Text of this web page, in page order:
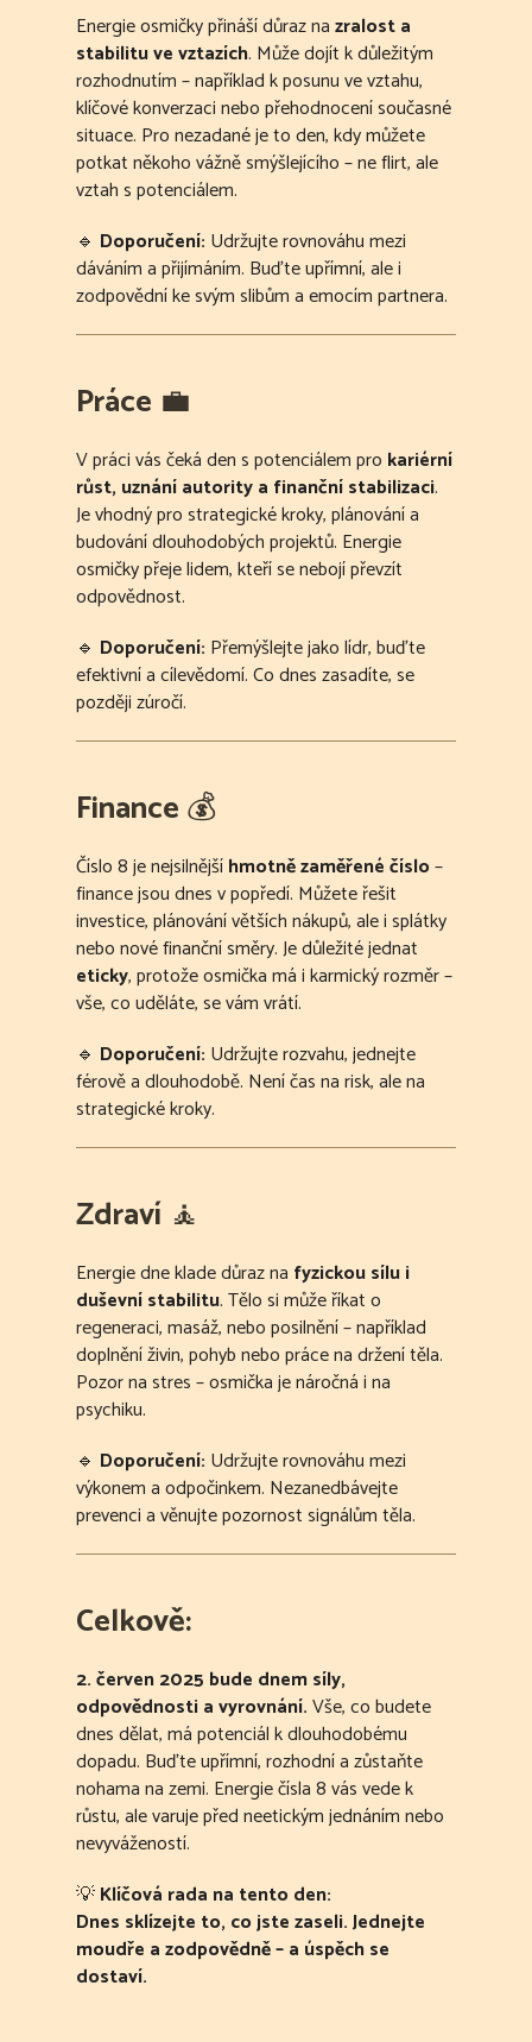
Energie osmičky přináší důraz nazralost a
stabilitu ve vztazích. Může dojít k důležitým
rozhodnutím – například k posunu ve vztahu,
klíčové konverzaci nebo přehodnocení současné
situace. Pro nezadané je to den, kdy můžete
potkat někoho vážně smýšlejícího – ne flirt, ale
vztah s potenciálem.
🔹 Doporučení: Udržujte rovnováhu mezi
dáváním a přijímáním. Buďte upřímní, ale i
zodpovědní ke svým slibům a emocím partnera.
Práce 💼
V práci vás čeká den s potenciálem pro kariérní
růst, uznání autority a finanční stabilizaci.
Je vhodný pro strategické kroky, plánování a
budování dlouhodobých projektů. Energie
osmičky přeje lidem, kteří se nebojí převzít
odpovědnost.
🔹 Doporučení: Přemýšlejte jako lídr, buďte
efektivní a cílevědomí. Co dnes zasadíte, se
později zúročí.
Finance💰
Číslo 8 je nejsilnějšíhmotně zaměřené číslo–
finance jsou dnes v popředí. Můžete řešit
investice, plánování větších nákupů, ale i splátky
nebo nové finanční směry. Je důležité jednat
eticky, protože osmička má i karmický rozměr –
vše, co uděláte, se vám vrátí.
🔹 Doporučení: Udržujte rozvahu, jednejte
férově a dlouhodobě. Není čas na risk, ale na
strategické kroky.
Zdraví 🧘
Energie dne klade důraz na fyzickou sílu i
duševní stabilitu. Tělo si může říkat o
regeneraci, masáž, nebo posilnění – například
doplnění živin, pohyb nebo práce na držení těla.
Pozor na stres – osmička je náročná i na
psychiku.
🔹 Doporučení: Udržujte rovnováhu mezi
výkonem a odpočinkem. Nezanedbávejte
prevenci a věnujte pozornost signálům těla.
Celkově:
2. červen 2025 bude dnem síly,
odpovědnosti a vyrovnání.Vše, co budete
dnes dělat, má potenciál k dlouhodobému
dopadu. Buďte upřímní, rozhodní a zůstaňte
nohama na zemi. Energie čísla 8 vás vede k
růstu, ale varuje před neetickým jednáním nebo
nevyvážeností.
💡Klíčová rada na tento den:
Dnes sklízejte to, co jste zaseli. Jednejte
moudře a zodpovědně – a úspěch se
dostaví.